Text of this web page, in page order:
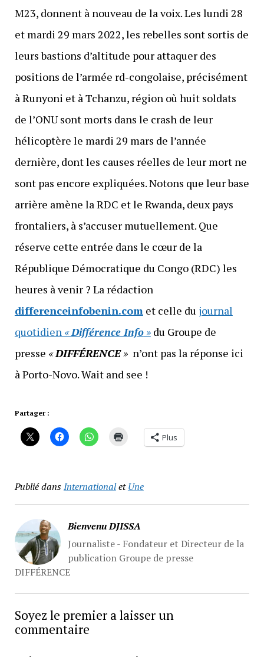
M23, donnent à nouveau de la voix. Les lundi 28
et mardi 29 mars 2022, les rebelles sont sortis de
leurs bastions d’altitude pour attaquer des
positions de l’armée rd-congolaise, précisément
à Runyoni et à Tchanzu, région où huit soldats
de l’ONU sont morts dans le crash de leur
hélicoptère le mardi 29 mars de l’année
dernière, dont les causes réelles de leur mort ne
sont pas encore expliquées. Notons que leur base
arrière amène la RDC et le Rwanda, deux pays
frontaliers, à s’accuser mutuellement. Que
réserve cette entrée dans le cœur de la
République Démocratique du Congo (RDC) les
heures à venir ? La rédaction
differenceinfobenin.comet celle du journal
quotidien «Différence Info»du Groupe de
presse «DIFFÉRENCE»n’ont pas la réponse ici
à Porto-Novo. Wait and see !
Partager :
Plus
Publié dansInternationaletUne
Bienvenu DJISSA
Journaliste - Fondateur et Directeur de la
publication Groupe de presse
DIFFÉRENCE
Soyez le premier a laisser un
commentaire